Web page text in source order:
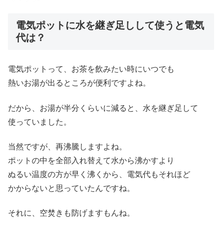
電気ポットに水を継ぎ足しして使うと電気
代は？
電気ポットって、お茶を飲みたい時にいつでも
熱いお湯が出るところが便利ですよね。
だから、お湯が半分くらいに減ると、水を継ぎ足して
使っていました。
当然ですが、再沸騰しますよね。
ポットの中を全部入れ替えて水から沸かすより
ぬるい温度の方が早く沸くから、電気代もそれほど
かからないと思っていたんですね。
それに、空焚きも防げますもんね。